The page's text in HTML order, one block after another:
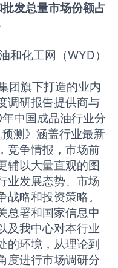
发总量市场份额占
和化工网 （WYD）
旗下打造的业内
调研报告提供商与
中国成品油行业分
测》涵盖行业最新
竞争情报，市场前
辅以大量直观的图
业发展态势、市场
略和投资策略。
总署和国家信息中
及我中心对本行业
的环境，从理论到
度进行市场调研分